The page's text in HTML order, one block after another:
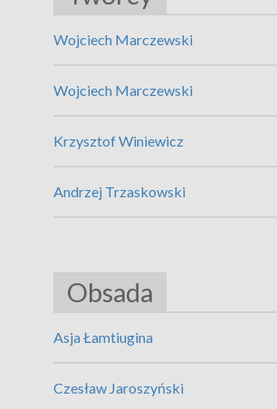
Wojciech Marczewski
Wojciech Marczewski
Krzysztof Winiewicz
Andrzej Trzaskowski
Obsada
Asja Łamtiugina
Czesław Jaroszyński